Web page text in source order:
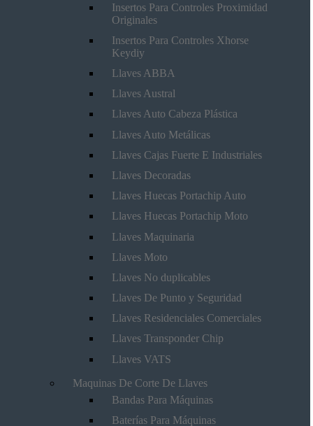
Insertos Para Controles Proximidad
Originales
Insertos Para Controles Xhorse
Keydiy
Llaves ABBA
Llaves Austral
Llaves Auto Cabeza Plástica
Llaves Auto Metálicas
Llaves Cajas Fuerte E Industriales
Llaves Decoradas
Llaves Huecas Portachip Auto
Llaves Huecas Portachip Moto
Llaves Maquinaria
Llaves Moto
Llaves No duplicables
Llaves De Punto y Seguridad
Llaves Residenciales Comerciales
Llaves Transponder Chip
Llaves VATS
Maquinas De Corte De Llaves
Bandas Para Máquinas
Baterías Para Máquinas